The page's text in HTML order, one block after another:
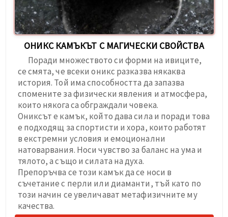
ОНИКС КАМЪКЪТ С МАГИЧЕСКИ СВОЙСТВА
Поради множеството си форми на ивиците,
се смята, че всеки оникс разказва някаква
история. Той има способността да запазва
спомените за физически явления и атмосфера,
които някога са обграждали човека.
Ониксът е камък, който дава сила и поради това
е подходящ за спортисти и хора, които работят
в екстремни условия и емоционални
натоварвания. Носи чувство за баланс на ума и
тялото, а също и силата на духа.
Препоръчва се този камък да се носи в
съчетаниe с перли или диаманти, тъй като по
този начин се увеличават метафизичните му
качества.